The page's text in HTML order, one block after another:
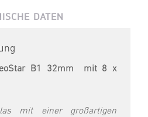
DATEN
B1 32mm mit 8 x
mit einer großartigen